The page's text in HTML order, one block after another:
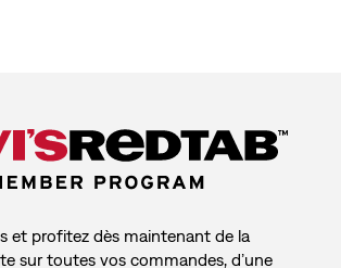
et profitez dès maintenant de la
sur toutes vos commandes, d’une